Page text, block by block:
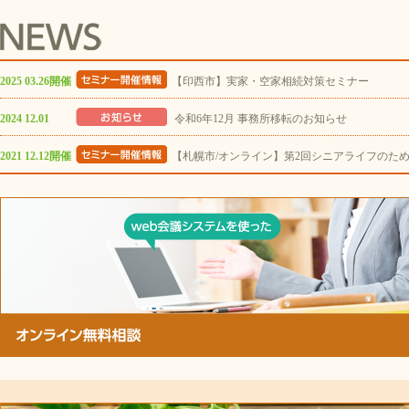
2025 03.26開催 【印西市】実家・空家相続対策セミナー
2024 12.01 令和6年12月 事務所移転のお知らせ
2021 12.12開催 【札幌市/オンライン】第2回シニアライフの